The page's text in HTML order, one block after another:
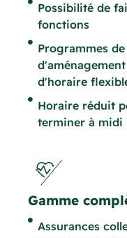
Possibilité de
fonctions
Programmes
d'horaire
Horaire réduit
terminer à midi
Gamme
Assurances